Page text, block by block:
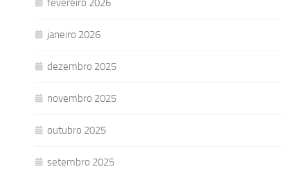
fevereiro 2026
janeiro 2026
dezembro 2025
novembro 2025
outubro 2025
setembro 2025